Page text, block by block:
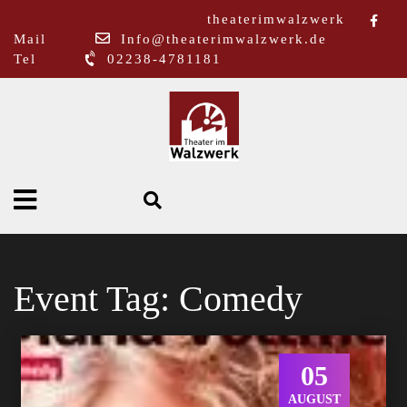
theaterimwalzwerk
Mail
Info@theaterimwalzwerk.de
Tel
02238-4781181
Event Tag: Comedy
05
AUGUST